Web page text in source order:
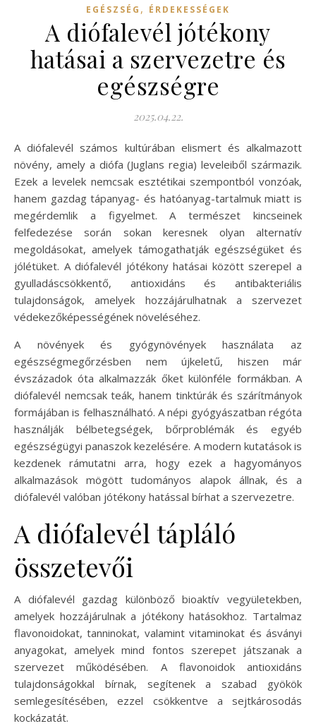
EGÉSZSÉG , ÉRDEKESSÉGEK
A diófalevél jótékony
hatásai a szervezetre és
egészségre
2025.04.22.
A diófalevél számos kultúrában elismert és alkalmazott
növény, amely a diófa (Juglans regia) leveleiből származik.
Ezek a levelek nemcsak esztétikai szempontból vonzóak,
hanem gazdag tápanyag- és hatóanyag-tartalmuk miatt is
megérdemlik a figyelmet. A természet kincseinek
felfedezése során sokan keresnek olyan alternatív
megoldásokat, amelyek támogathatják egészségüket és
jólétüket. A diófalevél jótékony hatásai között szerepel a
gyulladáscsökkentő, antioxidáns és antibakteriális
tulajdonságok, amelyek hozzájárulhatnak a szervezet
védekezőképességének növeléséhez.
A növények és gyógynövények használata az
egészségmegőrzésben nem újkeletű, hiszen már
évszázadok óta alkalmazzák őket különféle formákban. A
diófalevél nemcsak teák, hanem tinktúrák és szárítmányok
formájában is felhasználható. A népi gyógyászatban régóta
használják bélbetegségek, bőrproblémák és egyéb
egészségügyi panaszok kezelésére. A modern kutatások is
kezdenek rámutatni arra, hogy ezek a hagyományos
alkalmazások mögött tudományos alapok állnak, és a
diófalevél valóban jótékony hatással bírhat a szervezetre.
A diófalevél tápláló
összetevői
A diófalevél gazdag különböző bioaktív vegyületekben,
amelyek hozzájárulnak a jótékony hatásokhoz. Tartalmaz
flavonoidokat, tanninokat, valamint vitaminokat és ásványi
anyagokat, amelyek mind fontos szerepet játszanak a
szervezet működésében. A flavonoidok antioxidáns
tulajdonságokkal bírnak, segítenek a szabad gyökök
semlegesítésében, ezzel csökkentve a sejtkárosodás
kockázatát.